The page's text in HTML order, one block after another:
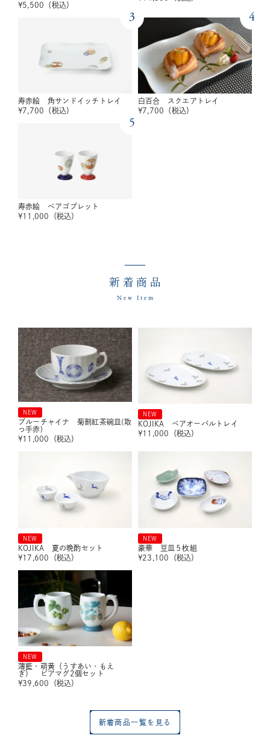
¥5,500 （税込）
3
寿赤絵 角サンドイッチトレイ
¥7,700 （税込）
4
白百合 スクエアトレイ
¥7,700 （税込）
5
寿赤絵 ペアゴブレット
¥11,000 （税込）
新着商品
New Item
NEW
ブルーチャイナ 菊割紅茶碗皿(取
っ手赤)
¥11,000 （税込）
NEW
KOJIKA ペアオーバルトレイ
¥11,000 （税込）
NEW
KOJIKA 夏の晩酌セット
¥17,600 （税込）
NEW
豪華 豆皿５枚組
¥23,100 （税込）
NEW
薄藍・萌黄（うすあい・もえ
ぎ） ビアマグ2個セット
¥39,600 （税込）
新着商品一覧を見る